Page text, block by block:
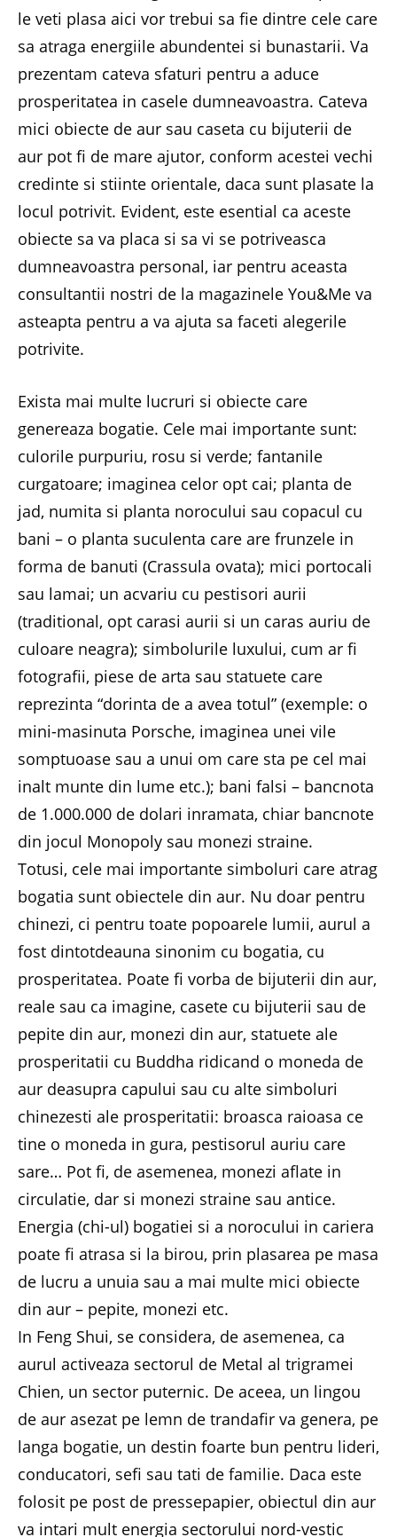
le veti plasa aici vor trebui sa fie dintre cele care
sa atraga energiile abundentei si bunastarii. Va
prezentam cateva sfaturi pentru a aduce
prosperitatea in casele dumneavoastra. Cateva
mici obiecte de aur sau caseta cu bijuterii de
aur pot fi de mare ajutor, conform acestei vechi
credinte si stiinte orientale, daca sunt plasate la
locul potrivit. Evident, este esential ca aceste
obiecte sa va placa si sa vi se potriveasca
dumneavoastra personal, iar pentru aceasta
consultantii nostri de la magazinele You&Me va
asteapta pentru a va ajuta sa faceti alegerile
potrivite.
Exista mai multe lucruri si obiecte care
genereaza bogatie. Cele mai importante sunt:
culorile purpuriu, rosu si verde; fantanile
curgatoare; imaginea celor opt cai; planta de
jad, numita si planta norocului sau copacul cu
bani – o planta suculenta care are frunzele in
forma de banuti (Crassula ovata); mici portocali
sau lamai; un acvariu cu pestisori aurii
(traditional, opt carasi aurii si un caras auriu de
culoare neagra); simbolurile luxului, cum ar fi
fotografii, piese de arta sau statuete care
reprezinta “dorinta de a avea totul” (exemple: o
mini-masinuta Porsche, imaginea unei vile
somptuoase sau a unui om care sta pe cel mai
inalt munte din lume etc.); bani falsi – bancnota
de 1.000.000 de dolari inramata, chiar bancnote
din jocul Monopoly sau monezi straine.
Totusi, cele mai importante simboluri care atrag
bogatia sunt obiectele din aur. Nu doar pentru
chinezi, ci pentru toate popoarele lumii, aurul a
fost dintotdeauna sinonim cu bogatia, cu
prosperitatea. Poate fi vorba de bijuterii din aur,
reale sau ca imagine, casete cu bijuterii sau de
pepite din aur, monezi din aur, statuete ale
prosperitatii cu Buddha ridicand o moneda de
aur deasupra capului sau cu alte simboluri
chinezesti ale prosperitatii: broasca raioasa ce
tine o moneda in gura, pestisorul auriu care
sare… Pot fi, de asemenea, monezi aflate in
circulatie, dar si monezi straine sau antice.
Energia (chi-ul) bogatiei si a norocului in cariera
poate fi atrasa si la birou, prin plasarea pe masa
de lucru a unuia sau a mai multe mici obiecte
din aur – pepite, monezi etc.
In Feng Shui, se considera, de asemenea, ca
aurul activeaza sectorul de Metal al trigramei
Chien, un sector puternic. De aceea, un lingou
de aur asezat pe lemn de trandafir va genera, pe
langa bogatie, un destin foarte bun pentru lideri,
conducatori, sefi sau tati de familie. Daca este
folosit pe post de pressepapier, obiectul din aur
va intari mult energia sectorului nord-vestic